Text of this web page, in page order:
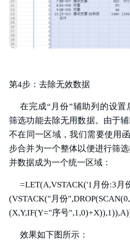
第4步：去除无效数据
在完成“月份”辅助列的设
筛选功能去除无用数据。由于
不在同一区域，我们需要使用
步合并为一个整体以便进行筛
并数据成为一个统一区域：
=LET(A,VSTACK('1月份:3月
(VSTACK("月份
(X,Y,IF(Y="序号
效果如下图所示：